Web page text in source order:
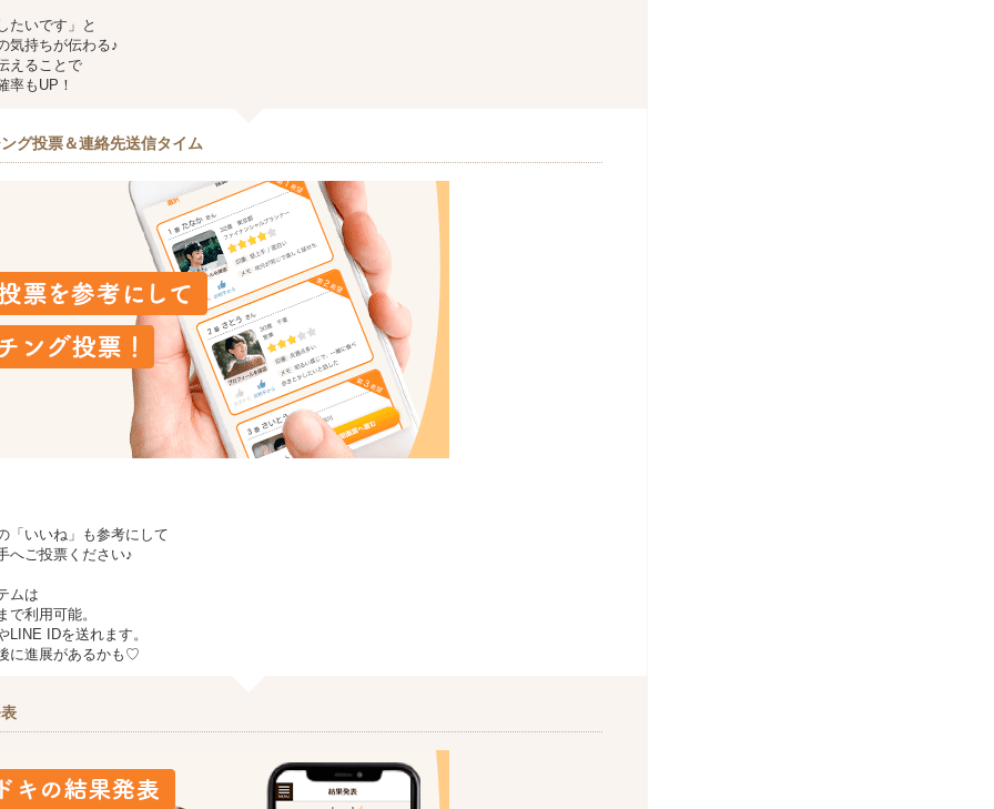
たいです」と
気持ちが伝わる♪
えることで
率もUP！
グ投票＆連絡先送信タイム
「いいね」も参考にして
へご投票ください♪
ムは
で利用可能。
LINE IDを送れます。
に進展があるかも♡